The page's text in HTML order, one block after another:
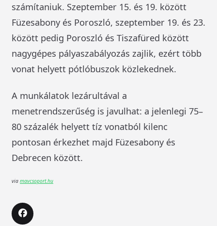
számítaniuk. Szeptember 15. és 19. között
Füzesabony és Poroszló, szeptember 19. és 23.
között pedig Poroszló és Tiszafüred között
nagygépes pályaszabályozás zajlik, ezért több
vonat helyett pótlóbuszok közlekednek.
A munkálatok lezárultával a
menetrendszerűség is javulhat: a jelenlegi 75–
80 százalék helyett tíz vonatból kilenc
pontosan érkezhet majd Füzesabony és
Debrecen között.
via mavcsoport.hu